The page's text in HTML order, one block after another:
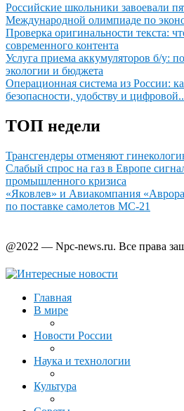
Российские школьники завоевали
Международной олимпиаде по
Проверка оригинальности текста:
современного контента
Услуга приема аккумуляторов б/у:
экологии и бюджета
Операционная система из России:
безопасности, удобству и
ТОП недели
Трансгендеры отменяют
Слабый спрос на газ в Европе
промышленного кризиса
«Яковлев» и Авиакомпания
по поставке самолетов МС-21
@2022 — Npc-news.ru. Все права
Главная
В мире
Новости России
Наука и технологии
Культура